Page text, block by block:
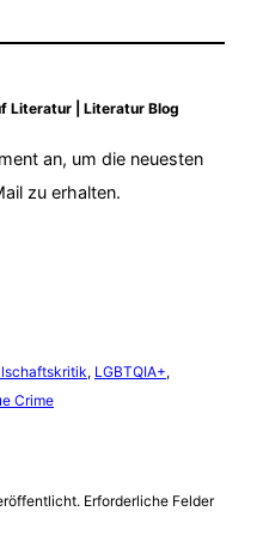
Literatur | Literatur Blog
an, um die neuesten
zu erhalten.
, LGBTQIA+
Crime
Erforderliche Felder